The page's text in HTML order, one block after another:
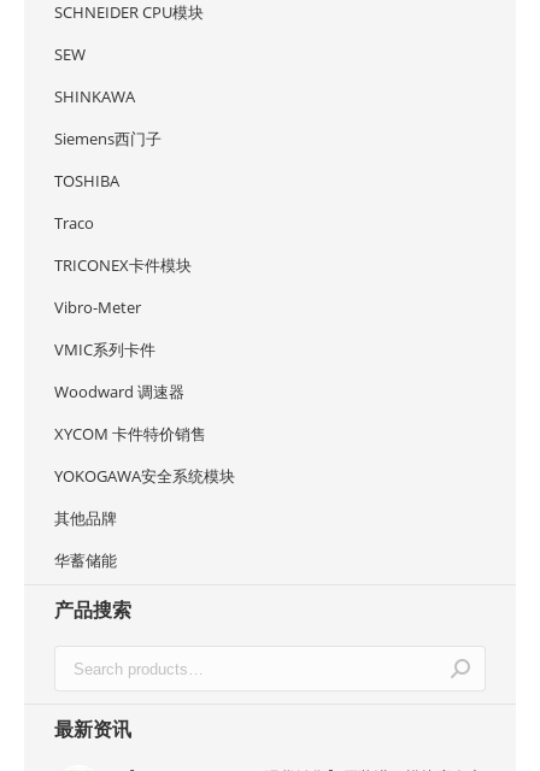
SCHNEIDER CPU模块
SEW
SHINKAWA
Siemens西门子
TOSHIBA
Traco
TRICONEX卡件模块
Vibro-Meter
VMIC系列卡件
Woodward 调速器
XYCOM 卡件特价销售
YOKOGAWA安全系统模块
其他品牌
华蓄储能
产品搜索
最新资讯